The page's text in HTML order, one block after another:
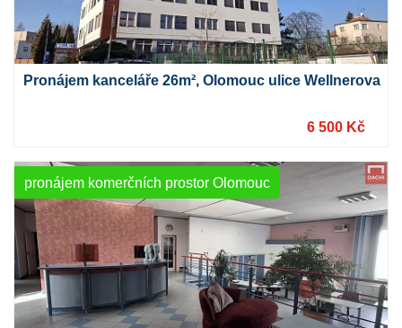
Pronájem kanceláře 26m², Olomouc ulice Wellnerova
6 500 Kč
pronájem komerčních prostor Olomouc